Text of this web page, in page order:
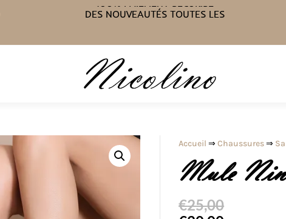
LIVRAISON GRATUITE À PARTIR DE
100% PAIEMENT SÉCURISÉ
DES NOUVEAUTÉS TOUTES LES
SEMAINES
Accueil ⇒Chaussures⇒
Mule
€25,00